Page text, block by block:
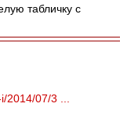
табличку с
07/3 ...